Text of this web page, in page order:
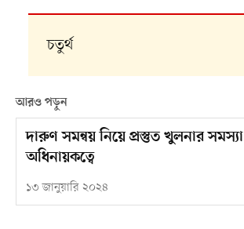
চতুর্থ
আরও পড়ুন
দারুণ সমন্বয় নিয়ে প্রস্তুত খুলনার সমস্যা
অধিনায়কত্বে
১৩ জানুয়ারি ২০২৪